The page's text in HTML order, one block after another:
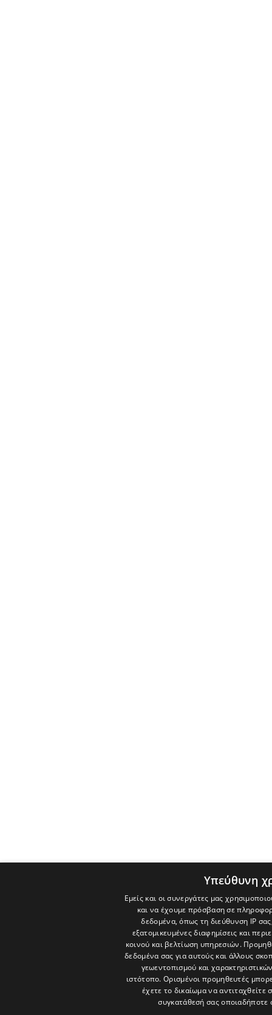
Υπεύθυνη
Εμείς και οι συνεργάτες μας
και να έχουμε πρόσβαση σε
δεδομένα, όπως τη διεύθυνση IP
εξατομικευμένες διαφημίσεις και
κοινού και βελτίωση υπηρεσιών.
δεδομένα σας για αυτούς και άλλους
γεωεντοπισμού και
ιστότοπο. Ορισμένοι προμηθευτές
έχετε το δικαίωμα να αντιταχθείτε
συγκατάθεσή σας οποιαδήποτε